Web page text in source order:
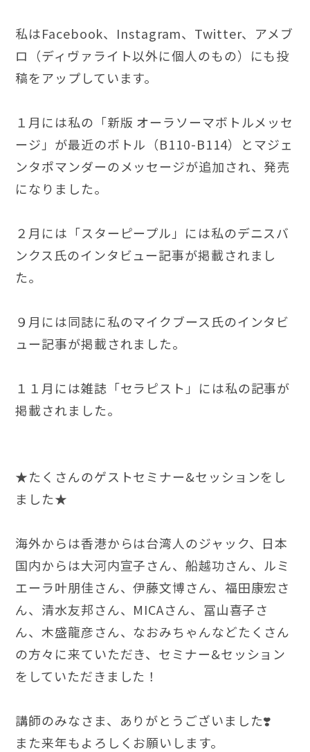
オ
私はFacebook、Instagram、Twitter、アメブ
ロ（ディヴァライト以外に個人のもの）にも投
稿をアップしています。
１月には私の「新版 オーラソーマボトルメッセ
ージ」が最近のボトル（B110-B114）とマジェ
ンタポマンダーのメッセージが追加され、発売
になりました。
２月には「スターピープル」には私のデニスバ
ンクス氏のインタビュー記事が掲載されまし
た。
９月には同誌に私のマイクブース氏のインタビ
ュー記事が掲載されました。
１１月には雑誌「セラピスト」には私の記事が
掲載されました。
★たくさんのゲストセミナー&セッションをし
ました★
海外からは香港からは台湾人のジャック、日本
国内からは大河内宣子さん、船越功さん、ルミ
エーラ叶朋佳さん、伊藤文博さん、福田康宏さ
ん、清水友邦さん、MICAさん、冨山喜子さ
ん、木盛龍彦さん、なおみちゃんなどたくさん
の方々に来ていただき、セミナー&セッション
をしていただきました！
講師のみなさま、ありがとうございました❣️
また来年もよろしくお願いします。